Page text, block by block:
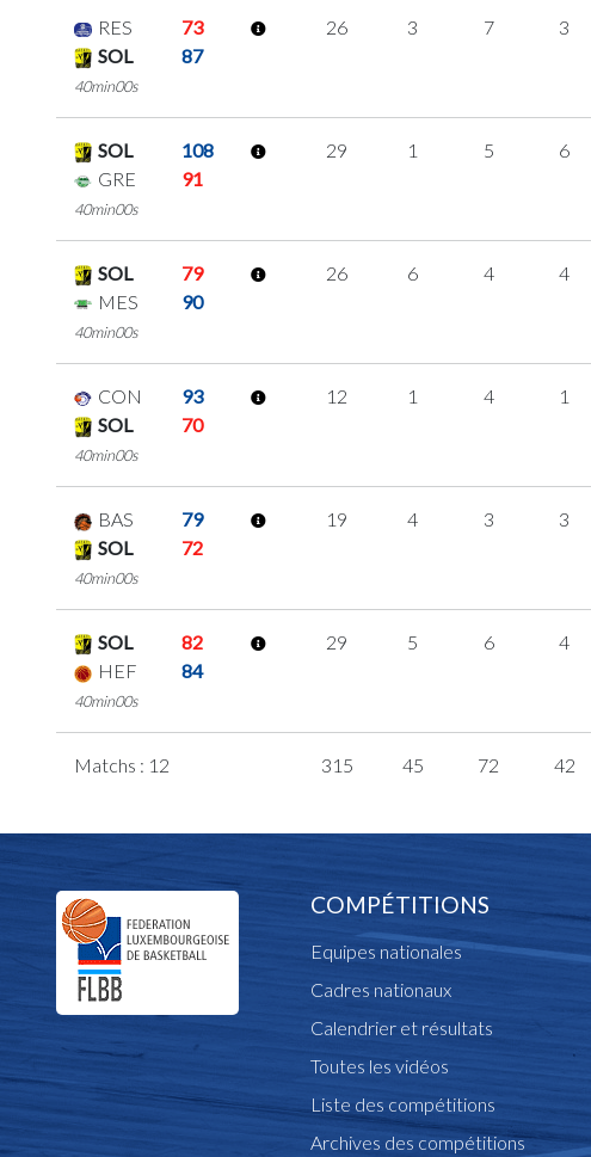
RES
73
SOL
87
40min00s
26 3 7 3
SOL
108
GRE
91
40min00s
29 1 5 6
SOL
79
MES
90
40min00s
26 6 4 4
CON
93
SOL
70
40min00s
12 1 4 1
BAS
79
SOL
72
40min00s
19 4 3 3
SOL
82
HEF
84
40min00s
29 5 6 4
Matchs : 12 315 45 72 42
COMPÉTITIONS
Equipes nationales
Cadres nationaux
Calendrier et résultats
Toutes les vidéos
Liste des compétitions
Archives des compétitions